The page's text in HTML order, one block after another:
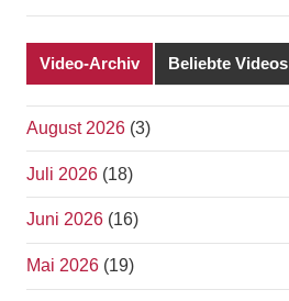
Video-Archiv Beliebte Videos
August 2026 (3)
Juli 2026 (18)
Juni 2026 (16)
Mai 2026 (19)